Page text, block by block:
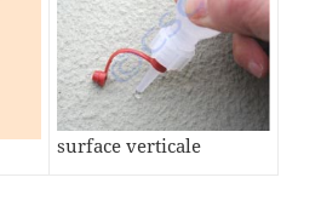
surface verticale